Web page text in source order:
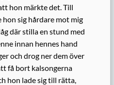
hon märkte det. Till
sig hårdare mot mig
där stilla en stund med
innan hennes hand
och drog ner dem över
få bort kalsongerna
hon lade sig till rätta,